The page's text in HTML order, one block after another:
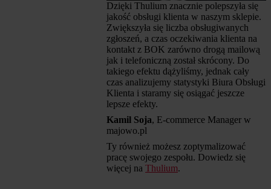
Dzięki Thulium znacznie polepszyła się
jakość obsługi klienta w naszym sklepie.
Zwiększyła się liczba obsługiwanych
zgłoszeń, a czas oczekiwania klienta na
kontakt z BOK zarówno drogą mailową
jak i telefoniczną został skrócony. Do
takiego efektu dążyliśmy, jednak cały
czas analizujemy statystyki Biura Obsługi
Klienta i staramy się osiągać jeszcze
lepsze efekty.
Kamil Soja, E-commerce Manager w
majowo.pl
Ty również możesz zoptymalizować
pracę swojego zespołu. Dowiedz się
więcej na Thulium.